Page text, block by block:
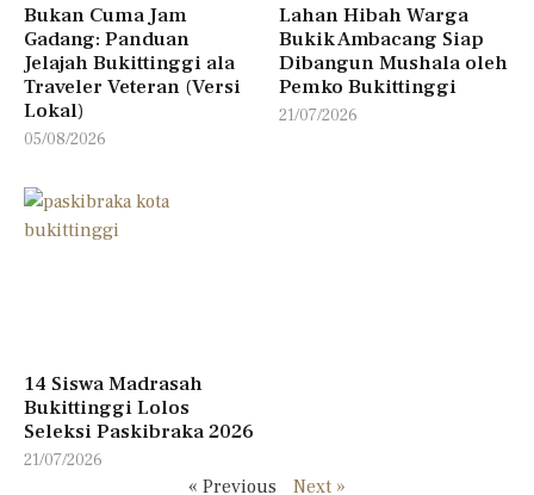
Bukan Cuma Jam
Gadang: Panduan
Jelajah Bukittinggi ala
Traveler Veteran (Versi
Lokal)
05/08/2026
Lahan Hibah Warga
Bukik Ambacang Siap
Dibangun Mushala oleh
Pemko Bukittinggi
21/07/2026
14 Siswa Madrasah
Bukittinggi Lolos
Seleksi Paskibraka 2026
21/07/2026
« Previous Next »